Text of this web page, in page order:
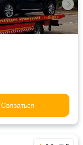
Связаться